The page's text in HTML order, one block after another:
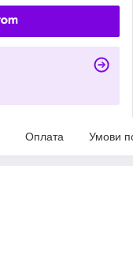
Оплата Умови